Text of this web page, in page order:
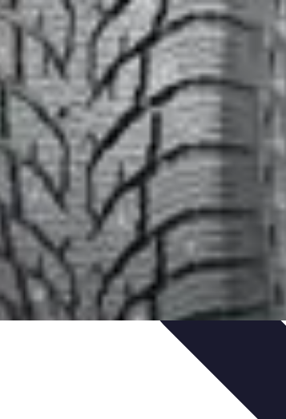
Consejos de Seguridad Guía de CompraGuías de Compra